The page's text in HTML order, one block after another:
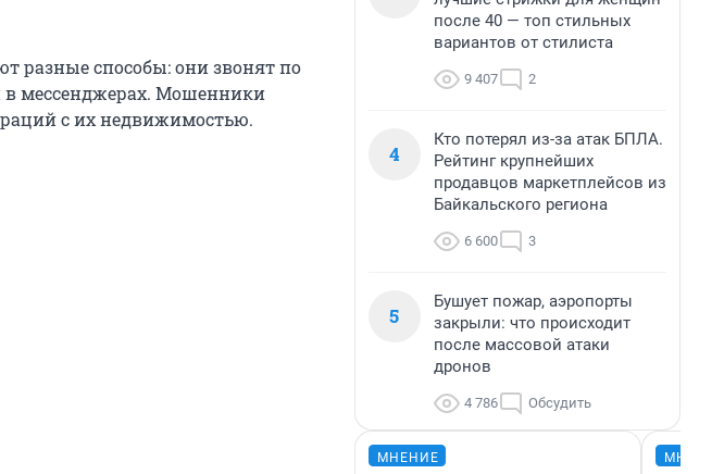
разные способы: они звонят по
в мессенджерах. Мошенники
с их недвижимостью.
после 40 — топ стильных
вариантов от стилиста
9 407 2
4
Кто потерял из-за атак БПЛА.
Рейтинг крупнейших
продавцов маркетплейсов из
Байкальского региона
6 600 3
5
Бушует пожар, аэропорты
закрыли: что происходит
после массовой атаки
дронов
4 786 Обсудить
МНЕНИЕ